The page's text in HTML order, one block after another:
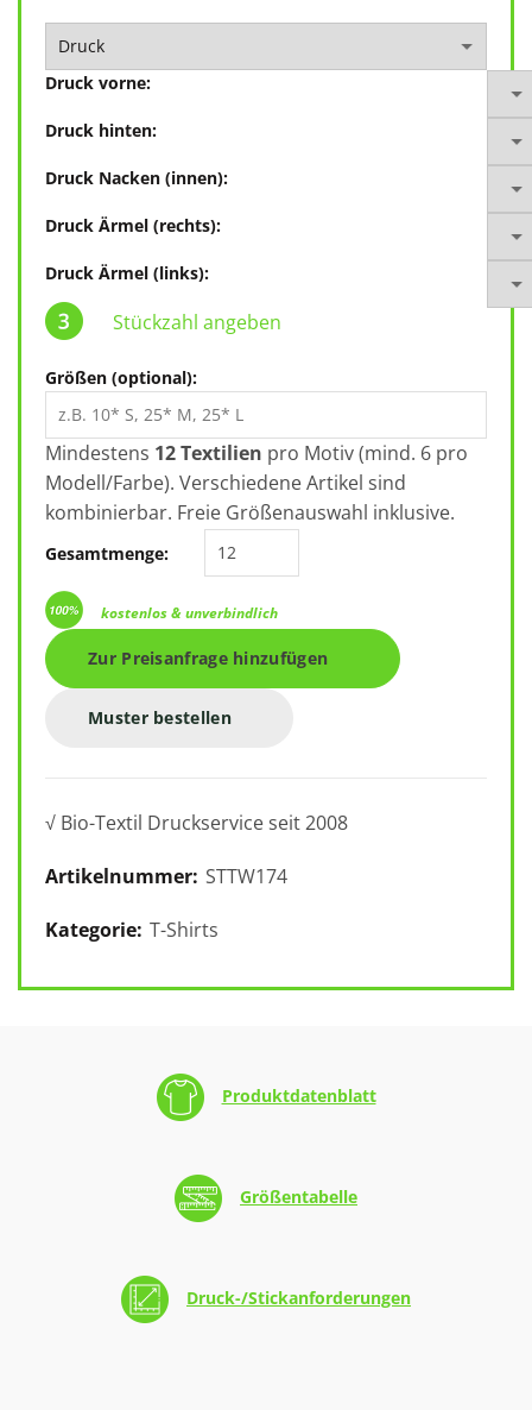
Druck vorne:
Druck hinten:
Druck Nacken (innen):
Druck Ärmel (rechts):
Druck Ärmel (links):
Stückzahl angeben
Größen (optional):
Mindestens 12 Textilien pro Motiv (mind. 6 pro
Modell/Farbe). Verschiedene Artikel sind
kombinierbar. Freie Größenauswahl inklusive.
Gesamtmenge:
kostenlos & unverbindlich
Muster bestellen
√ Bio-Textil Druckservice seit 2008
Artikelnummer: STTW174
Kategorie: T-Shirts
Produktdatenblatt
Größentabelle
Druck-/Stickanforderungen